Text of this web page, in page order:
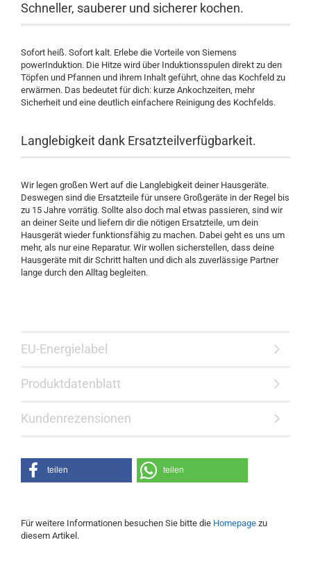
Schneller, sauberer und sicherer kochen.
Sofort heiß. Sofort kalt. Erlebe die Vorteile von Siemens
powerInduktion. Die Hitze wird über Induktionsspulen direkt zu den
Töpfen und Pfannen und ihrem Inhalt geführt, ohne das Kochfeld zu
erwärmen. Das bedeutet für dich: kurze Ankochzeiten, mehr
Sicherheit und eine deutlich einfachere Reinigung des Kochfelds.
Langlebigkeit dank Ersatzteilverfügbarkeit.
Wir legen großen Wert auf die Langlebigkeit deiner Hausgeräte.
Deswegen sind die Ersatzteile für unsere Großgeräte in der Regel bis
zu 15 Jahre vorrätig. Sollte also doch mal etwas passieren, sind wir
an deiner Seite und liefern dir die nötigen Ersatzteile, um dein
Hausgerät wieder funktionsfähig zu machen. Dabei geht es uns um
mehr, als nur eine Reparatur. Wir wollen sicherstellen, dass deine
Hausgeräte mit dir Schritt halten und dich als zuverlässige Partner
lange durch den Alltag begleiten.
EU-Energielabel
Produktdatenblatt
Kundenrezensionen
teilen teilen
Für weitere Informationen besuchen Sie bitte die Homepage zu
diesem Artikel.